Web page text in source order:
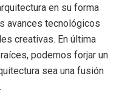
en su forma
avances tecnológicos
creativas. En última
podemos forjar un
sea una fusión